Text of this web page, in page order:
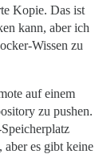
Kopie. Das ist
kann, aber ich
Wissen zu
auf einem
zu pushen.
es gibt keine